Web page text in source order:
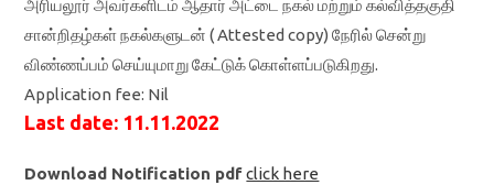
அரியலூர் அவர்களிடம் ஆதார் அட்டை நகல் மற்றும் கல்வித்தகுதி
சான்றிதழ்கள் நகல்களுடன் ( Attested copy) நேரில் சென்று
விண்ணப்பம் செய்யுமாறு கேட்டுக் கொள்ளப்படுகிறது.
Application fee: Nil
Last date: 11.11.2022
Download Notification pdf click here